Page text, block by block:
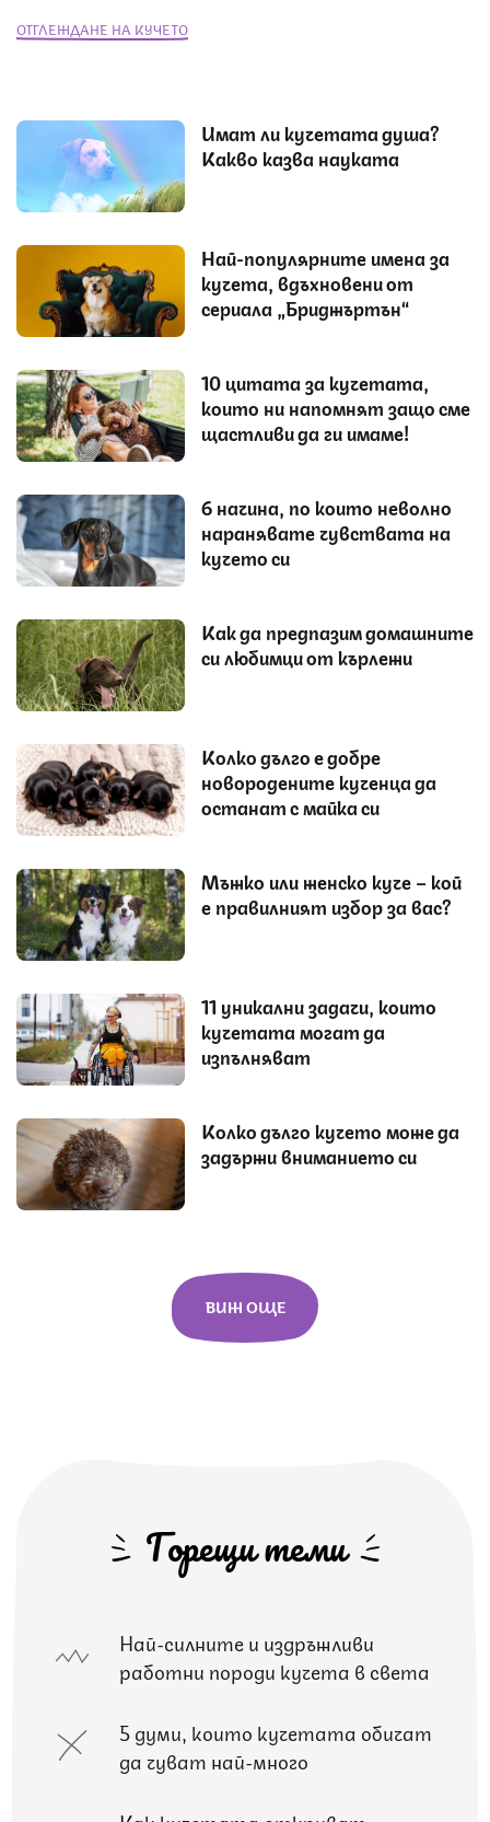
ОТГЛЕЖДАНЕ НА КУЧЕТО
Имат ли кучетата душа?
Какво казва науката
Най-популярните имена за
кучета, вдъхновени от
сериала „Бриджъртън“
10 цитата за кучетата,
които ни напомнят защо сме
щастливи да ги имаме!
6 начина, по които неволно
наранявате чувствата на
кучето си
Как да предпазим домашните
си любимци от кърлежи
Колко дълго е добре
новородените кученца да
останат с майка си
Мъжко или женско куче – кой
е правилният избор за вас?
11 уникални задачи, които
кучетата могат да
изпълняват
Колко дълго кучето може да
задържи вниманието си
ВИЖ ОЩЕ
Горещи теми
Най-силните и издръжливи
работни породи кучета в света
5 думи, които кучетата обичат
да чуват най-много